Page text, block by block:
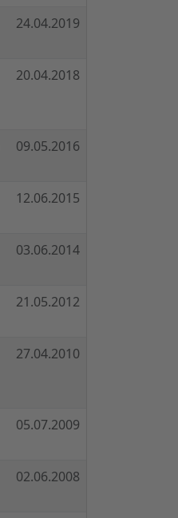
24.04.2019
20.04.2018
09.05.2016
12.06.2015
03.06.2014
21.05.2012
27.04.2010
05.07.2009
02.06.2008